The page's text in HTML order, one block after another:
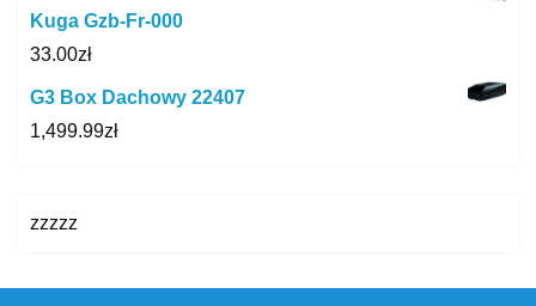
Kuga Gzb-Fr-000
33.00zł
G3 Box Dachowy 22407
1,499.99zł
zzzzz